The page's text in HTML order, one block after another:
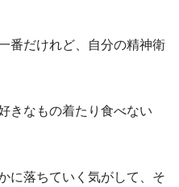
番だけれど、自分の精神衛
きなもの着たり食べない
に落ちていく気がして、そ